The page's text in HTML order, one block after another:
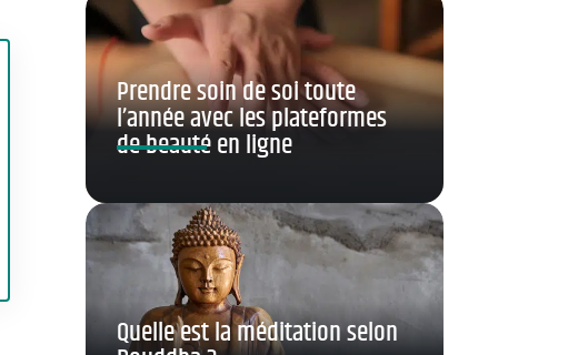
Prendre soin de soi toute
l’année avec les plateformes
de beauté en ligne
Quelle est la méditation selon